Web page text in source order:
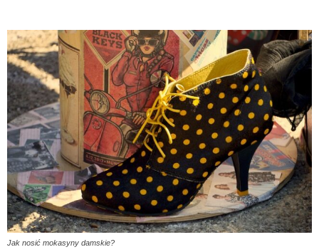
Jak nosić mokasyny damskie?